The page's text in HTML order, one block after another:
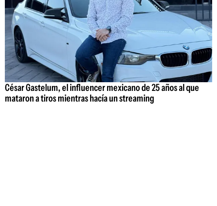
César Gastelum, el influencer mexicano de 25 años al que
mataron a tiros mientras hacía un streaming